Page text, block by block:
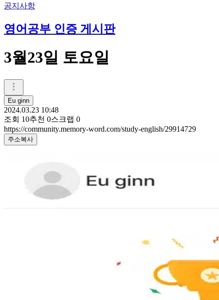
공지사항
영어공부 인증 게시판
3월23일 토요일
Eu ginn
2024.03.23 10:48
조회 10추천 0스크랩 0
https://community.memory-word.com/study-english/29914729
주소복사